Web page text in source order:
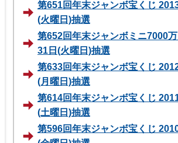
第651回年末ジャンボ宝くじ
(火曜日)抽選
第652回年末ジャンボミニ7000
31日(火曜日)抽選
第633回年末ジャンボ宝くじ
(月曜日)抽選
第614回年末ジャンボ宝くじ
(土曜日)抽選
第596回年末ジャンボ宝くじ